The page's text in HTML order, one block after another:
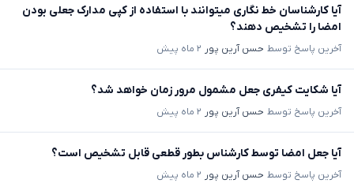
آیا کارشناسان خط نگاری میتوانند با استفاده از کپی مدارک جعلی بودن
امضا را تشخیص دهند؟
آخرین پاسخ توسط حسن آرین پور ۲ ماه پیش
آیا شکایت کیفری جعل مشمول مرور زمان خواهد شد؟
آخرین پاسخ توسط حسن آرین پور ۲ ماه پیش
آیا جعل امضا توسط کارشناس بطور قطعی قابل تشخیص است؟
آخرین پاسخ توسط حسن آرین پور ۲ ماه پیش